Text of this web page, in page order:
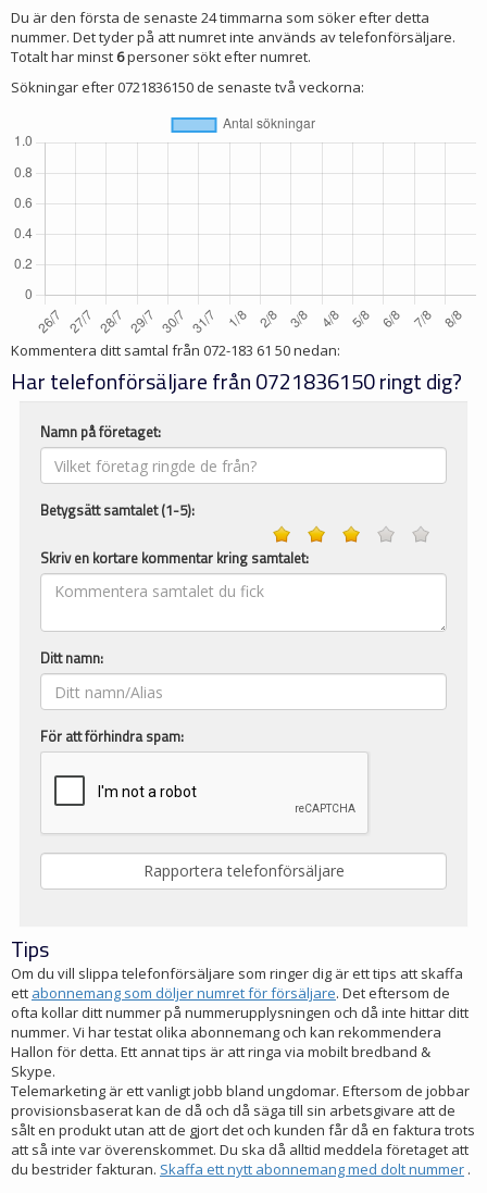
Du är den första de senaste 24 timmarna som söker efter detta
nummer. Det tyder på att numret inte används av telefonförsäljare.
Totalt har minst 6personer sökt efter numret.
Sökningar efter 0721836150 de senaste två veckorna:
Kommentera ditt samtal från 072-183 61 50nedan:
Har telefonförsäljare från 0721836150 ringt dig?
Namn på företaget:
Betygsätt samtalet (1-5):
Skriv en kortare kommentar kring samtalet:
Ditt namn:
För att förhindra spam:
Tips
Om du vill slippa telefonförsäljare som ringer dig är ett tips att skaffa
ett abonnemang som döljer numret för försäljare. Det eftersom de
ofta kollar ditt nummer på nummerupplysningen och då inte hittar ditt
nummer. Vi har testat olika abonnemang och kan rekommendera
Hallon för detta. Ett annat tips är att ringa via mobilt bredband &
Skype.
Telemarketing är ett vanligt jobb bland ungdomar. Eftersom de jobbar
provisionsbaserat kan de då och då säga till sin arbetsgivare att de
sålt en produkt utan att de gjort det och kunden får då en faktura trots
att så inte var överenskommet. Du ska då alltid meddela företaget att
du bestrider fakturan. Skaffa ett nytt abonnemang med dolt nummer .